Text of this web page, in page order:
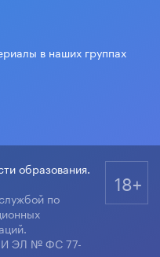
в наших группах
образования.
по
ЭЛ № ФС 77-
18+